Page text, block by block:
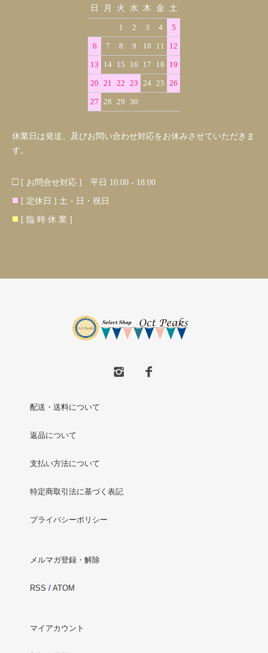
日 月 火 水 木 金 土
1 2 3 4 5
6 7 8 9 10 11 12
13 14 15 16 17 18 19
20 21 22 23 24 25 26
27 28 29 30
休業日は発送、及びお問い合わせ対応をお休みさせていただきま
す。
□ [ お問合せ対応 ] 平日 10:00 - 18:00
■ [ 定休日 ] 土・日・祝日
■ [ 臨 時 休 業 ]
配送・送料について
返品について
支払い方法について
特定商取引法に基づく表記
プライバシーポリシー
メルマガ登録・解除
RSS / ATOM
マイアカウント